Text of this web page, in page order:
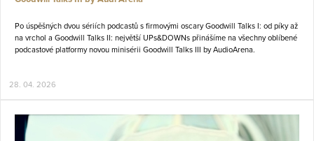
Po úspěšných dvou sériích podcastů s firmovými oscaryGoodwill Talks I: od píky až
na vrchol a Goodwill Talks II: největší UPs&DOWNs přinášíme na všechny oblíbené
podcastové platformynovou minisérii Goodwill Talks III by AudioArena.
28. 04. 2026